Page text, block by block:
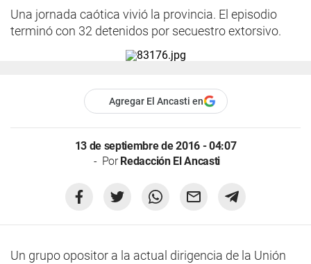
Una jornada caótica vivió la provincia. El episodio
terminó con 32 detenidos por secuestro extorsivo.
Agregar El Ancasti en
13 de septiembre de 2016 - 04:07
PorRedacción El Ancasti
Un grupo opositor a la actual dirigencia de la Unión